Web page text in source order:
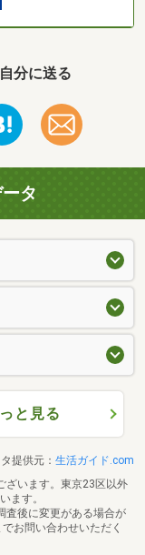
分に送る
タ
と見る
提供元： 生活ガイド.com
ざいます。東京23区以外
ます。
査後に変更がある場合が
お問い合わせいただく